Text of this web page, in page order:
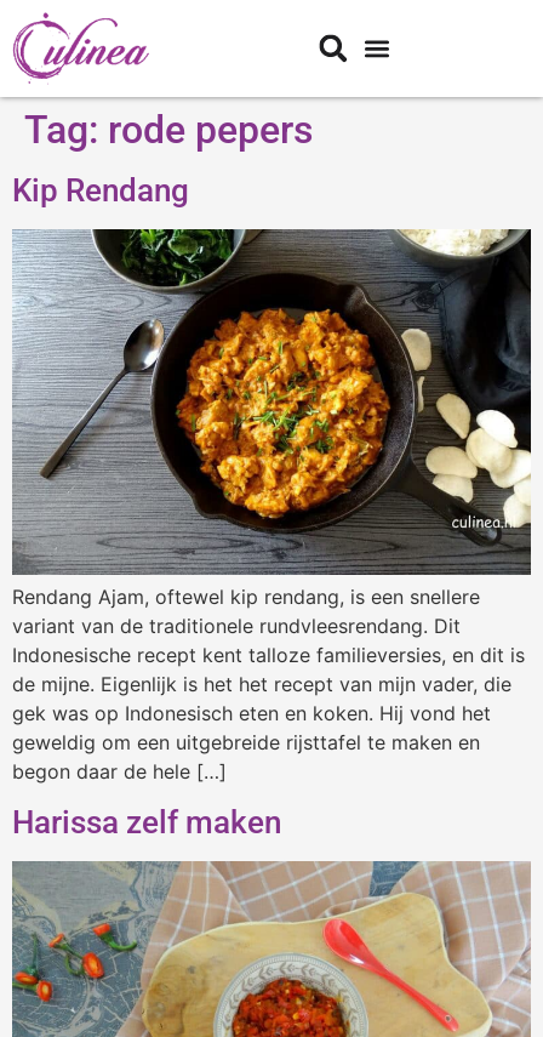
Tag: rode pepers
Kip Rendang
Rendang Ajam, oftewel kip rendang, is een snellere
variant van de traditionele rundvleesrendang. Dit
Indonesische recept kent talloze familieversies, en dit is
de mijne. Eigenlijk is het het recept van mijn vader, die
gek was op Indonesisch eten en koken. Hij vond het
geweldig om een uitgebreide rijsttafel te maken en
begon daar de hele […]
Harissa zelf maken